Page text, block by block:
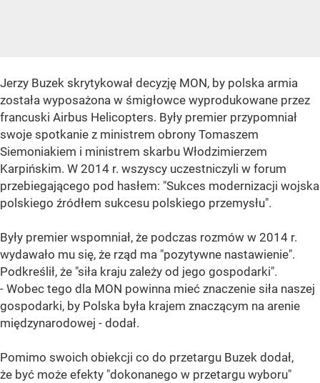
Jerzy Buzek skrytykował decyzję MON, by polska armia
została wyposażona w śmigłowce wyprodukowane przez
francuski Airbus Helicopters. Były premier przypomniał
swoje spotkanie z ministrem obrony Tomaszem
Siemoniakiem i ministrem skarbu Włodzimierzem
Karpińskim. W 2014 r. wszyscy uczestniczyli w forum
przebiegającego pod hasłem: "Sukces modernizacji wojska
polskiego źródłem sukcesu polskiego przemysłu".
Były premier wspomniał, że podczas rozmów w 2014 r.
wydawało mu się, że rząd ma "pozytywne nastawienie".
Podkreślił, że "siła kraju zależy od jego gospodarki".
- Wobec tego dla MON powinna mieć znaczenie siła naszej
gospodarki, by Polska była krajem znaczącym na arenie
międzynarodowej - dodał.
Pomimo swoich obiekcji co do przetargu Buzek dodał,
że być może efekty "dokonanego w przetargu wyboru"